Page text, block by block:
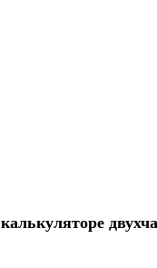
калькуляторе